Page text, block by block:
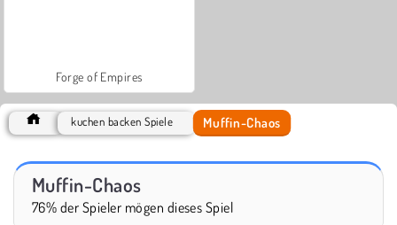
Forge of Empires
kuchen backen Spiele Muffin-Chaos
Muffin-Chaos
76% der Spieler mögen dieses Spiel